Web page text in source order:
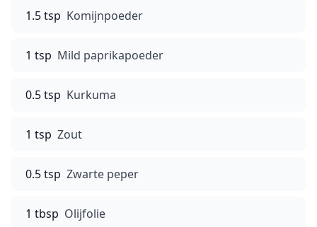
1.5 tsp Komijnpoeder
1 tsp Mild paprikapoeder
0.5 tsp Kurkuma
1 tsp Zout
0.5 tsp Zwarte peper
1 tbsp Olijfolie